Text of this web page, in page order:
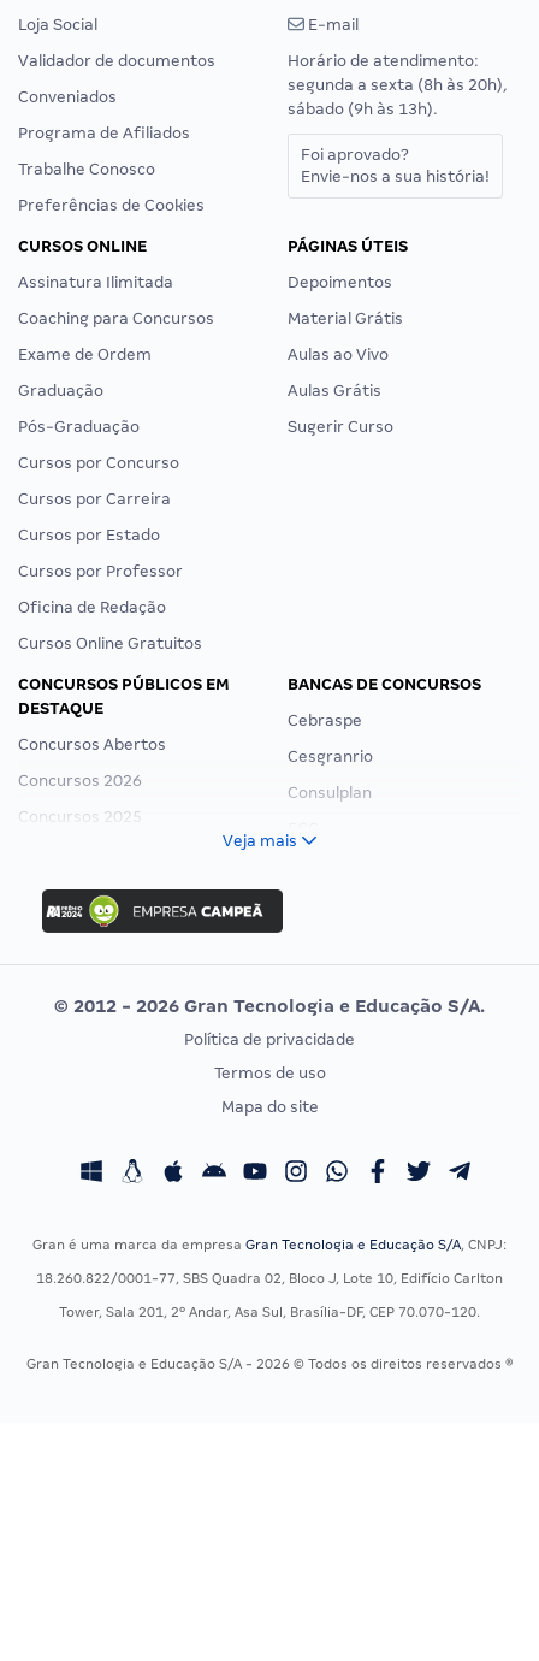
Loja Social
Validador de documentos
Conveniados
Programa de Afiliados
Trabalhe Conosco
Preferências de Cookies
E-mail
Horário de atendimento:
segunda a sexta (8h às 20h),
sábado (9h às 13h).
Foi aprovado?
Envie-nos a sua história!
CURSOS ONLINE
Assinatura Ilimitada
Coaching para Concursos
Exame de Ordem
Graduação
Pós-Graduação
Cursos por Concurso
Cursos por Carreira
Cursos por Estado
Cursos por Professor
Oficina de Redação
Cursos Online Gratuitos
PÁGINAS ÚTEIS
Depoimentos
Material Grátis
Aulas ao Vivo
Aulas Grátis
Sugerir Curso
CONCURSOS PÚBLICOS EM
DESTAQUE
Concursos Abertos
Concursos 2026
Concursos 2025
Concurso Ibama
Concurso MPU
Editais publicados
BANCAS DE CONCURSOS
Cebraspe
Cesgranrio
Consulplan
Vunesp
CONCURSOS POR PROFISSÃO
Concursos Fiscais
Concursos Saúde
Residência Multiprofissional
EXAME DE ORDEM
Calendário OAB
Veja mais
© 2012 - 2026 Gran Tecnologia e Educação S/A.
Política de privacidade
Termos de uso
Mapa do site
Gran é uma marca da empresa Gran Tecnologia e Educação S/A, CNPJ:
18.260.822/0001-77, SBS Quadra 02, Bloco J, Lote 10, Edifício Carlton
Tower, Sala 201, 2º Andar, Asa Sul, Brasília-DF, CEP 70.070-120.
Gran Tecnologia e Educação S/A - 2026 © Todos os direitos reservados ®